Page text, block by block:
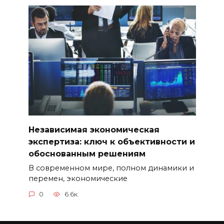
Независимая экономическая
экспертиза: ключ к объективности и
обоснованным решениям
В современном мире, полном динамики и
перемен, экономические
0 6.6к.